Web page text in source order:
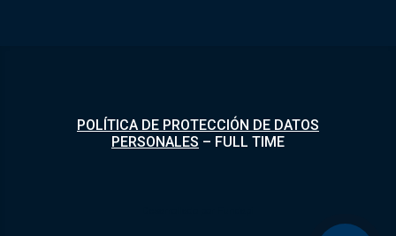
POLÍTICA DE PROTECCIÓN DE DATOS
PERSONALES – FULL TIME